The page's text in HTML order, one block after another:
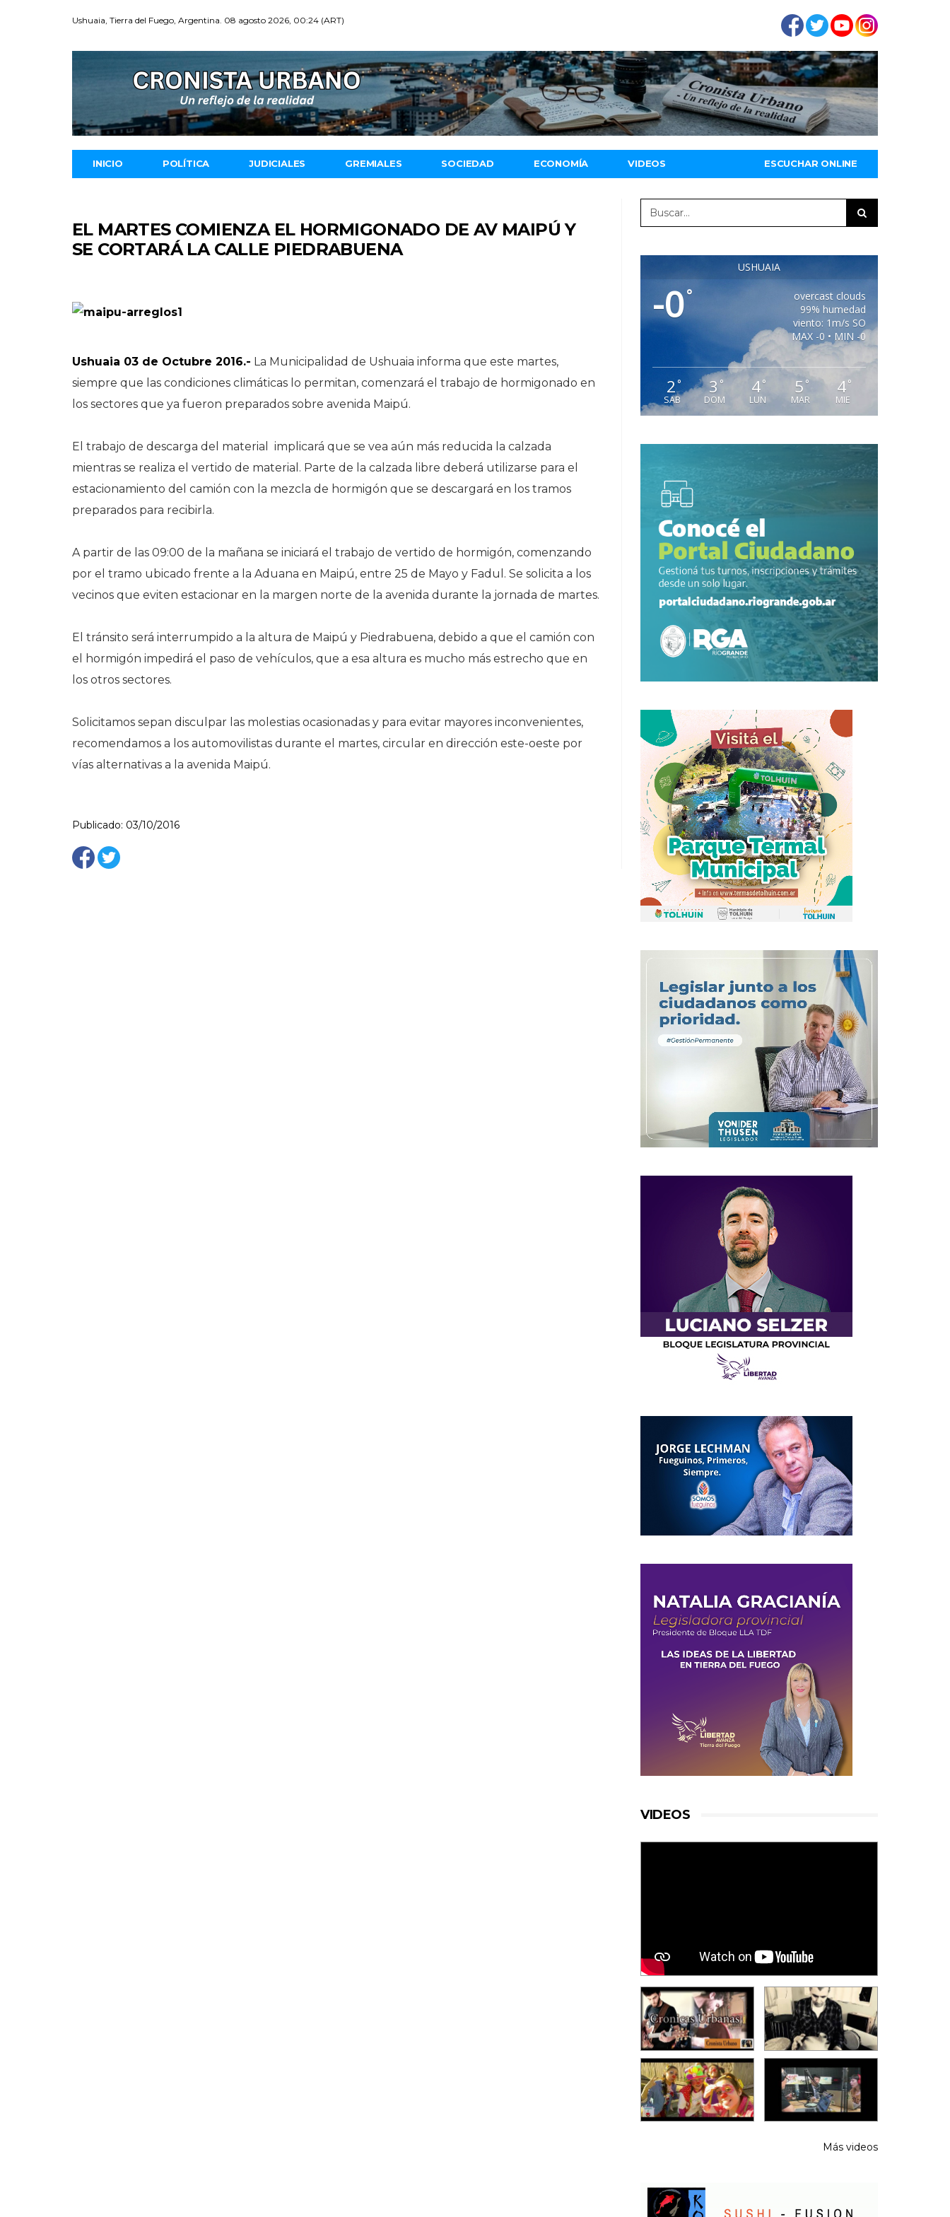
Ushuaia, Tierra del Fuego, Argentina. 08 agosto 2026, 00:24 (ART)
INICIO POLÍTICA JUDICIALES GREMIALES SOCIEDAD ECONOMÍA VIDEOS ESCUCHAR ONLINE
EL MARTES COMIENZA EL HORMIGONADO DE AV MAIPÚ Y
SE CORTARÁ LA CALLE PIEDRABUENA
Ushuaia 03 de Octubre 2016.- La Municipalidad de Ushuaia informa que este martes,
siempre que las condiciones climáticas lo permitan, comenzará el trabajo de hormigonado en
los sectores que ya fueron preparados sobre avenida Maipú.
El trabajo de descarga del material implicará que se vea aún más reducida la calzada
mientras se realiza el vertido de material. Parte de la calzada libre deberá utilizarse para el
estacionamiento del camión con la mezcla de hormigón que se descargará en los tramos
preparados para recibirla.
A partir de las 09:00 de la mañana se iniciará el trabajo de vertido de hormigón, comenzando
por el tramo ubicado frente a la Aduana en Maipú, entre 25 de Mayo y Fadul. Se solicita a los
vecinos que eviten estacionar en la margen norte de la avenida durante la jornada de martes.
El tránsito será interrumpido a la altura de Maipú y Piedrabuena, debido a que el camión con
el hormigón impedirá el paso de vehículos, que a esa altura es mucho más estrecho que en
los otros sectores.
Solicitamos sepan disculpar las molestias ocasionadas y para evitar mayores inconvenientes,
recomendamos a los automovilistas durante el martes, circular en dirección este-oeste por
vías alternativas a la avenida Maipú.
Publicado: 03/10/2016
USHUAIA
-0°
overcast clouds
99% humedad
viento: 1m/s SO
MAX -0 • MIN -0
2°
SAB
3 °
DOM
4°
LUN
5 °
MAR
4°
MIE
VIDEOS
Más videos